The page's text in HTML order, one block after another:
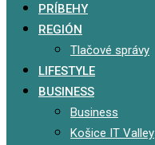
PRÍBEHY
REGIÓN
Tlačové správy
LIFESTYLE
BUSINESS
Business
Košice IT Valley